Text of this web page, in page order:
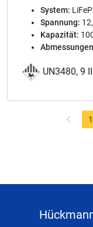
System:
Spannung:
Kapazität:
UN3480, 9 II
1